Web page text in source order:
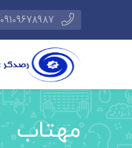
09109678987
مهتاب